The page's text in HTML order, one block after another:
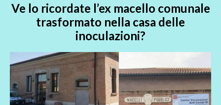
Ve lo ricordate l’ex macello comunale
trasformato nella casa delle
inoculazioni?